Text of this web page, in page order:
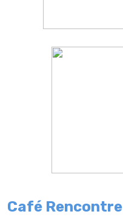
Café Rencontre